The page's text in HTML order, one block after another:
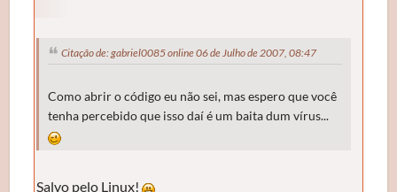
Citação de: gabriel0085 online 06 de Julho de 2007, 08:47
Como abrir o código eu não sei, mas espero que você
tenha percebido que isso daí é um baita dum vírus...
Salvo pelo Linux!